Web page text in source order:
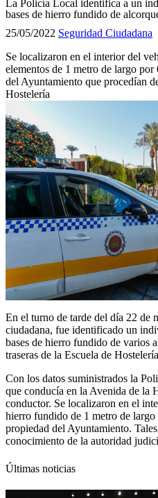
La Policía Local identifica a un
bases de hierro fundido de
25/05/2022 Seguridad Ciudadana
Se localizaron en el interior del
elementos de 1 metro de largo
del Ayuntamiento que procedían
Hostelería
En el turno de tarde del día 22 de
ciudadana, fue identificado un
bases de hierro fundido de varios
traseras de la Escuela de
Con los datos suministrados la
que conducía en la Avenida de la
conductor. Se localizaron en el
hierro fundido de 1 metro de largo
propiedad del Ayuntamiento.
conocimiento de la autoridad
Últimas noticias